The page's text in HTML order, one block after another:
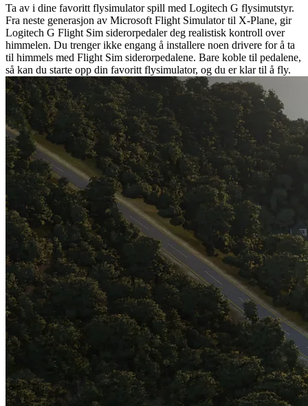
Ta av i dine favoritt flysimulator spill med Logitech G flysimutstyr.
Fra neste generasjon av Microsoft Flight Simulator til X-Plane, gir
Logitech G Flight Sim siderorpedaler deg realistisk kontroll over
himmelen. Du trenger ikke engang å installere noen drivere for å ta
til himmels med Flight Sim siderorpedalene. Bare koble til pedalene,
så kan du starte opp din favoritt flysimulator, og du er klar til å fly.